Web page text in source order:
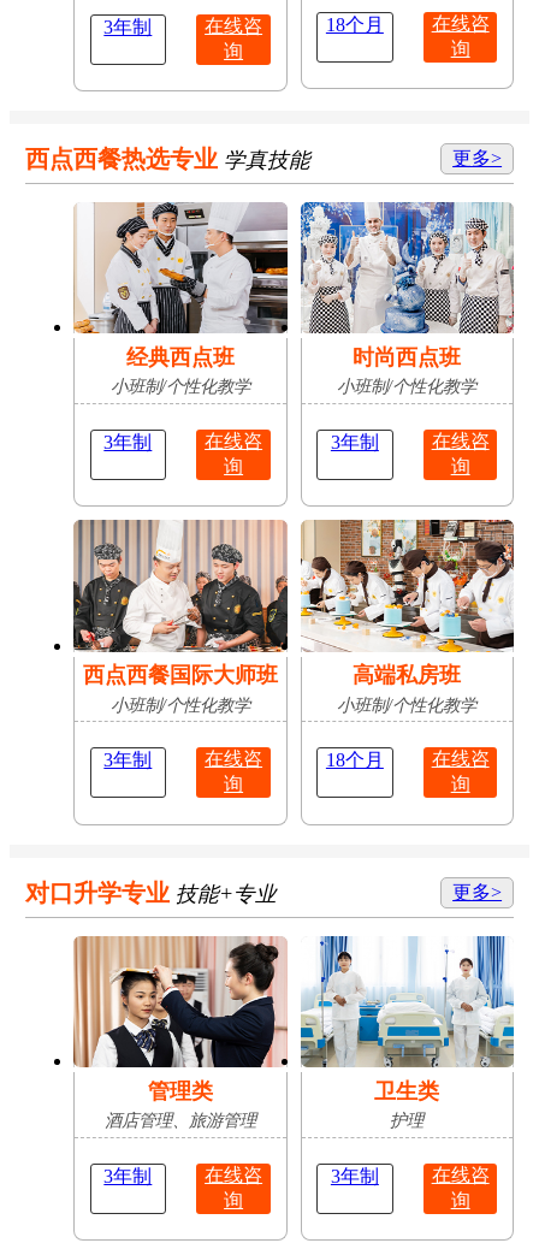
3年制
在线咨
询
18个月
在线咨
询
西点西餐热选专业 学真技能 更多>
经典西点班
小班制/个性化教学
3年制
在线咨
询
时尚西点班
小班制/个性化教学
3年制
在线咨
询
西点西餐国际大师班
小班制/个性化教学
3年制
在线咨
询
高端私房班
小班制/个性化教学
18个月
在线咨
询
对口升学专业 技能+专业 更多>
管理类
酒店管理、旅游管理
3年制
在线咨
询
卫生类
护理
3年制
在线咨
询